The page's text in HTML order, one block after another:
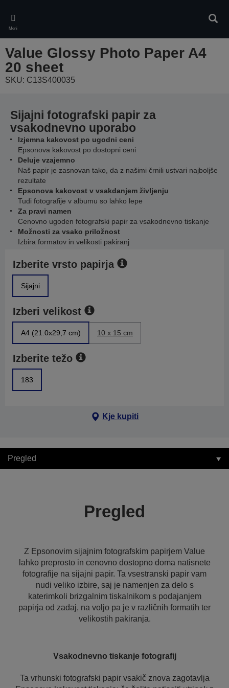
main
content
Meni
Value Glossy Photo Paper A4
20 sheet
SKU: C13S400035
Sijajni fotografski papir za
vsakodnevno uporabo
Izjemna kakovost po ugodni ceni
Epsonova kakovost po dostopni ceni
Deluje vzajemno
Naš papir je zasnovan tako, da z našimi črnili ustvari najboljše
rezultate
Epsonova kakovost v vsakdanjem življenju
Tudi fotografije v albumu so lahko lepe
Za pravi namen
Cenovno ugoden fotografski papir za vsakodnevno tiskanje
Možnosti za vsako priložnost
Izbira formatov in velikosti pakiranj
Izberite vrsto papirja
Sijajni
Izberi velikost
A4 (21.0x29,7 cm) 10 x 15 cm
Izberite težo
183
Kje kupiti
Pregled
Pregled
Z Epsonovim sijajnim fotografskim papirjem Value
lahko preprosto in cenovno dostopno doma natisnete
fotografije na sijajni papir. Ta vsestranski papir vam
nudi veliko izbire, saj je namenjen za delo s
katerimkoli brizgalnim tiskalnikom s podajanjem
papirja od zadaj, na voljo pa je v različnih formatih ter
velikostih pakiranja.
Vsakodnevno tiskanje fotografij
Ta vrhunski fotografski papir vsakič znova zagotavlja